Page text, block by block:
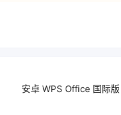
安卓 WPS Office 国际